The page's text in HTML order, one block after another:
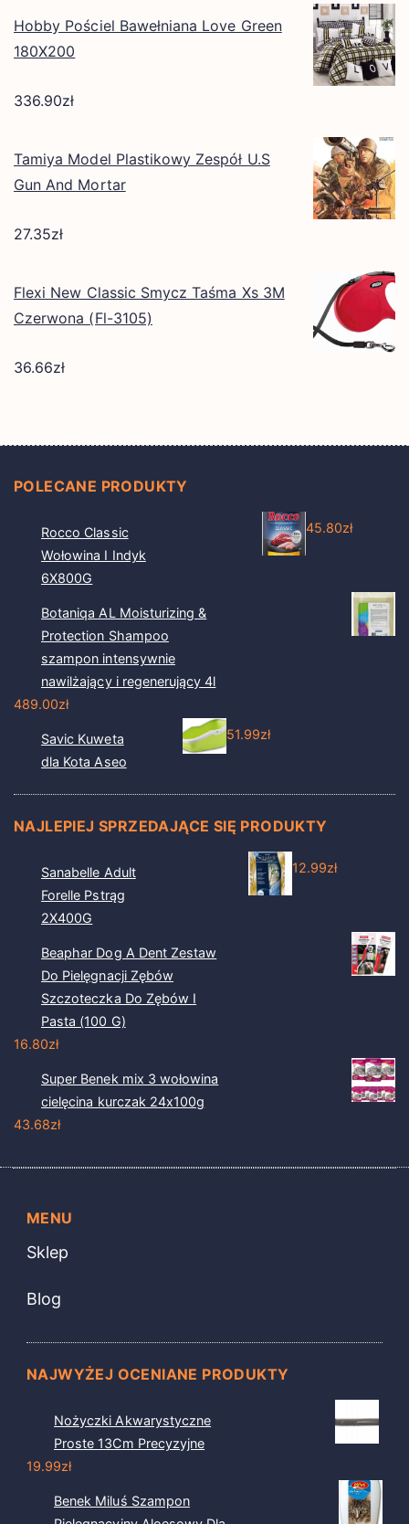
Hobby Pościel Bawełniana Love Green
180X200
336.90zł
Tamiya Model Plastikowy Zespół U.S
Gun And Mortar
27.35zł
Flexi New Classic Smycz Taśma Xs 3M
Czerwona (Fl-3105)
36.66zł
POLECANE PRODUKTY
Rocco Classic
Wołowina I Indyk
6X800G
45.80zł
Botaniqa AL Moisturizing &
Protection Shampoo
szampon intensywnie
nawilżający i regenerujący 4l
489.00zł
Savic Kuweta
dla Kota Aseo
51.99zł
NAJLEPIEJ SPRZEDAJĄCE SIĘ PRODUKTY
Sanabelle Adult
Forelle Pstrąg
2X400G
12.99zł
Beaphar Dog A Dent Zestaw
Do Pielęgnacji Zębów
Szczoteczka Do Zębów I
Pasta (100 G)
16.80zł
Super Benek mix 3 wołowina
cielęcina kurczak 24x100g
43.68zł
MENU
Sklep
Blog
NAJWYŻEJ OCENIANE PRODUKTY
Nożyczki Akwarystyczne
Proste 13Cm Precyzyjne
19.99zł
Benek Miluś Szampon